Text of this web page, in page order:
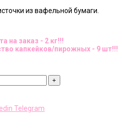
из вафельной бумаги.
на заказ - 2 кг!!!
капкейков/пирожных - 9 шт!!!
Telegram